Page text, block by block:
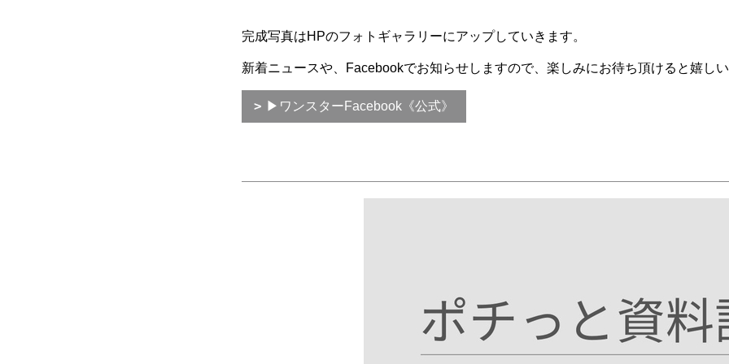
完成写真はHPのフォトギャラリーにアップしていきます。
新着ニュースや、Facebookでお知らせしますので、楽しみにお待ち頂けると嬉し
▶ワンスターFacebook《公式》